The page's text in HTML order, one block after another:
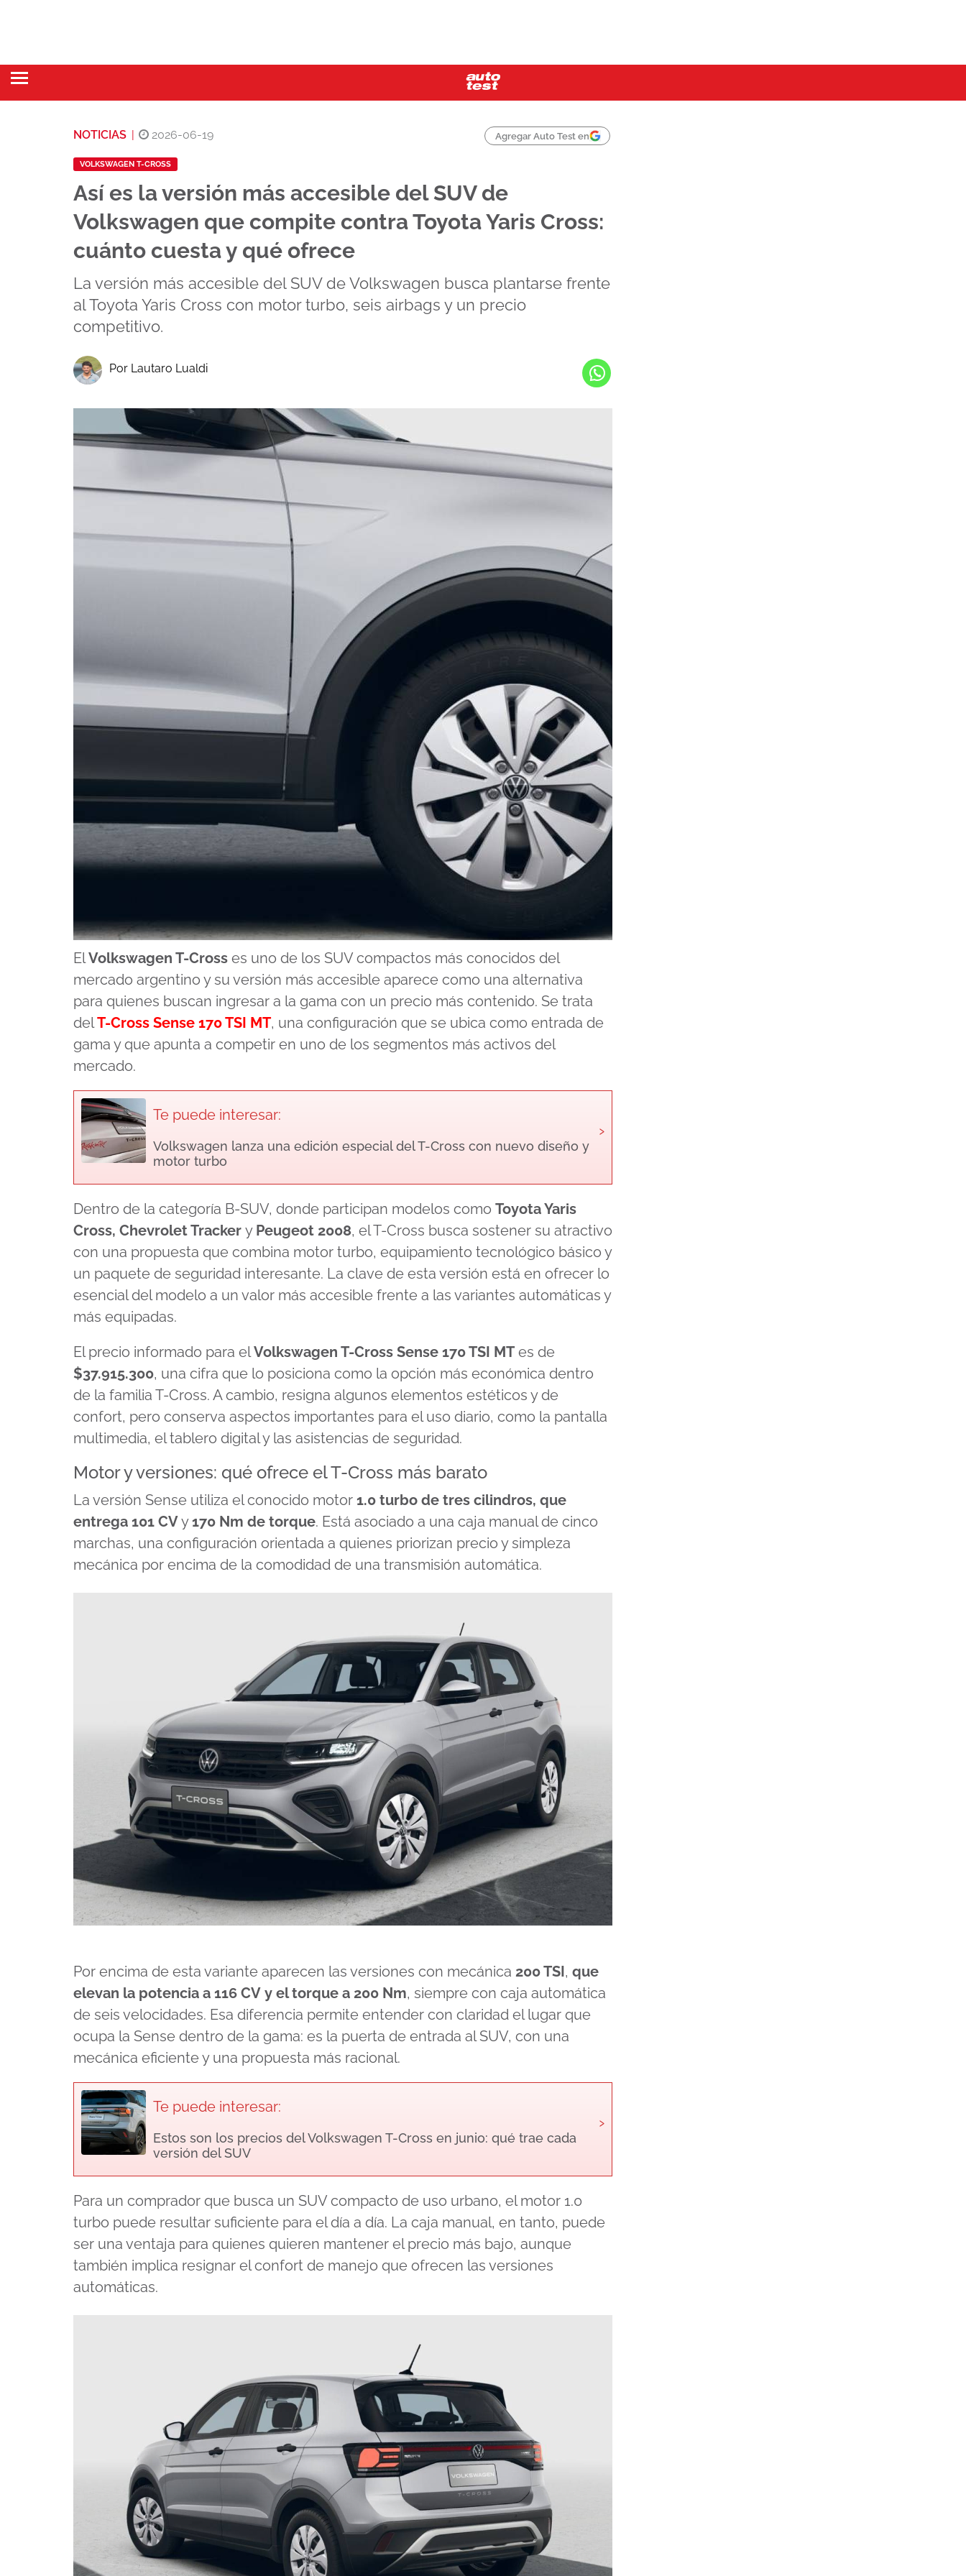
NOTICIAS 2026-06-19 Agregar Auto Test en
VOLKSWAGEN T-CROSS
Así es la versión más accesible del SUV de
Volkswagen que compite contra Toyota Yaris Cross:
cuánto cuesta y qué ofrece
La versión más accesible del SUV de Volkswagen busca plantarse frente
al Toyota Yaris Cross con motor turbo, seis airbags y un precio
competitivo.
Por Lautaro Lualdi
ElVolkswagen T-Cross es uno de los SUV compactos más conocidos del
mercado argentino y su versión más accesible aparece como una alternativa
para quienes buscan ingresar a la gama con un precio más contenido. Se trata
delT-Cross Sense 170 TSI MT, una configuración que se ubica como entrada de
gama y que apunta a competir en uno de los segmentos más activos del
mercado.
Te puede interesar:
Volkswagen lanza una edición especial del T-Cross con nuevo diseño y
motor turbo
›
Dentro de la categoría B-SUV, donde participan modelos como Toyota Yaris
Cross, Chevrolet Tracker y Peugeot 2008, el T-Cross busca sostener su atractivo
con una propuesta que combina motor turbo, equipamiento tecnológico básico y
un paquete de seguridad interesante. La clave de esta versión está en ofrecer lo
esencial del modelo a un valor más accesible frente a las variantes automáticas y
más equipadas.
El precio informado para elVolkswagen T-Cross Sense 170 TSI MT es de
$37.915.300, una cifra que lo posiciona como la opción más económica dentro
de la familia T-Cross. A cambio, resigna algunos elementos estéticos y de
confort, pero conserva aspectos importantes para el uso diario, como la pantalla
multimedia, el tablero digital y las asistencias de seguridad.
Motor y versiones: qué ofrece el T-Cross más barato
La versión Sense utiliza el conocido motor 1.0 turbo de tres cilindros, que
entrega 101 CVy 170 Nm de torque. Está asociado a una caja manual de cinco
marchas, una configuración orientada a quienes priorizan precio y simpleza
mecánica por encima de la comodidad de una transmisión automática.
Por encima de esta variante aparecen las versiones con mecánica 200 TSI, que
elevan la potencia a 116 CV y el torque a 200 Nm, siempre con caja automática
de seis velocidades. Esa diferencia permite entender con claridad el lugar que
ocupa la Sense dentro de la gama: es la puerta de entrada al SUV, con una
mecánica eficiente y una propuesta más racional.
Te puede interesar:
Estos son los precios del Volkswagen T-Cross en junio: qué trae cada
versión del SUV
›
Para un comprador que busca un SUV compacto de uso urbano, el motor 1.0
turbo puede resultar suficiente para el día a día. La caja manual, en tanto, puede
ser una ventaja para quienes quieren mantener el precio más bajo, aunque
también implica resignar el confort de manejo que ofrecen las versiones
automáticas.